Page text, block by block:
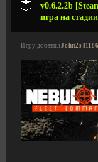
v0.6.2.2b
игра на
Игру добавил John2s